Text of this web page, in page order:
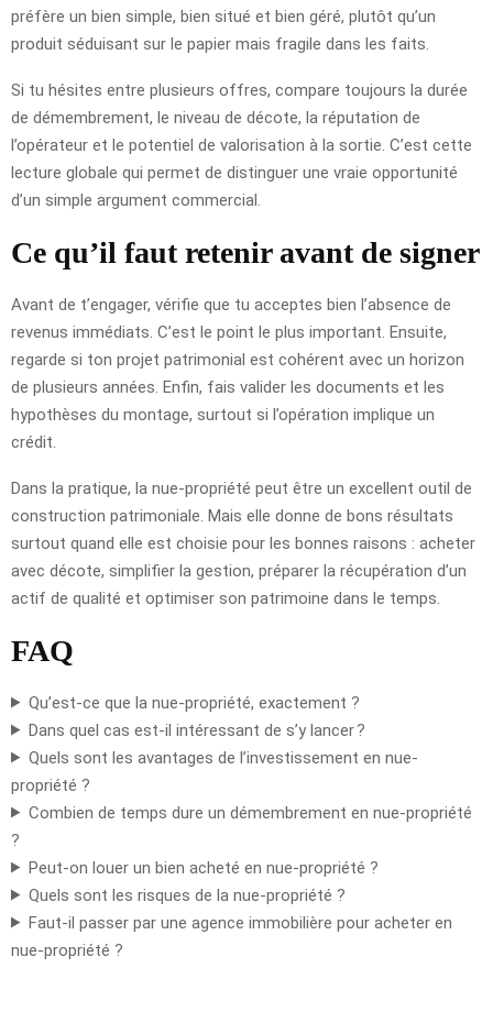
préfère un bien simple, bien situé et bien géré, plutôt qu’un
produit séduisant sur le papier mais fragile dans les faits.
Si tu hésites entre plusieurs offres, compare toujours la durée
de démembrement, le niveau de décote, la réputation de
l’opérateur et le potentiel de valorisation à la sortie. C’est cette
lecture globale qui permet de distinguer une vraie opportunité
d’un simple argument commercial.
Ce qu’il faut retenir avant de signer
Avant de t’engager, vérifie que tu acceptes bien l’absence de
revenus immédiats. C’est le point le plus important. Ensuite,
regarde si ton projet patrimonial est cohérent avec un horizon
de plusieurs années. Enfin, fais valider les documents et les
hypothèses du montage, surtout si l’opération implique un
crédit.
Dans la pratique, la nue-propriété peut être un excellent outil de
construction patrimoniale. Mais elle donne de bons résultats
surtout quand elle est choisie pour les bonnes raisons : acheter
avec décote, simplifier la gestion, préparer la récupération d’un
actif de qualité et optimiser son patrimoine dans le temps.
FAQ
Qu’est-ce que la nue-propriété, exactement ?
Dans quel cas est-il intéressant de s’y lancer ?
Quels sont les avantages de l’investissement en nue-
propriété ?
Combien de temps dure un démembrement en nue-propriété
?
Peut-on louer un bien acheté en nue-propriété ?
Quels sont les risques de la nue-propriété ?
Faut-il passer par une agence immobilière pour acheter en
nue-propriété ?